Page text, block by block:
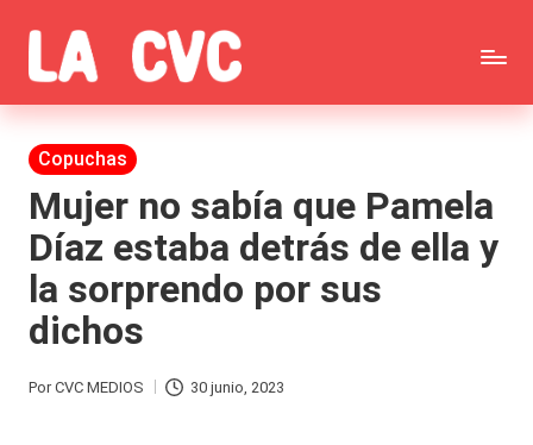
Saltar
al
contenido
C
o
p
u
c
h
a
s
Todas
las
noticias
de
la
farándula,
Publicada
en
Copuchas
Mujer no sabía que Pamela
Díaz estaba detrás de ella y
la sorprendo por sus
dichos
Publicado
PorCVC MEDIOS 30 junio, 2023